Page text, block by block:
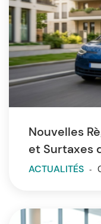
Nouvelles
et Surtaxes
ACTUALITÉS -